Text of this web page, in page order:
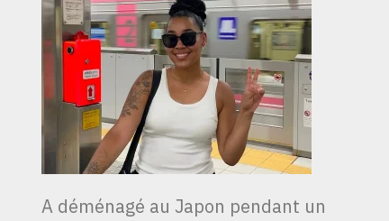
A déménagé au Japon pendant un